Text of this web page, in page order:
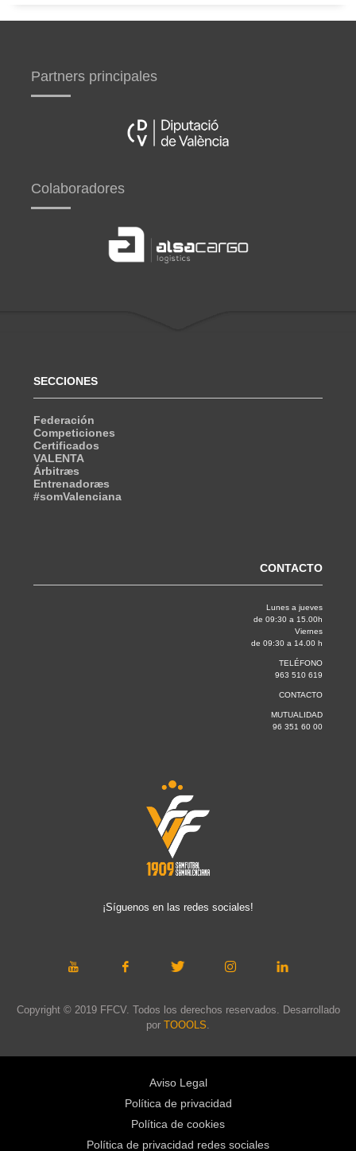
Partners principales
Colaboradores
SECCIONES
Federación
Competiciones
Certificados
VALENTA
Árbitræs
Entrenadoræs
#somValenciana
CONTACTO
Lunes a jueves
de 09:30 a 15.00h
Viernes
de 09:30 a 14.00 h
TELÉFONO
963 510 619
CONTACTO
MUTUALIDAD
96 351 60 00
¡Síguenos en las redes sociales!
Copyright © 2019 FFCV. Todos los derechos reservados. Desarrollado
por TOOOLS
Aviso Legal
Política de privacidad
Política de cookies
Política de privacidad redes sociales